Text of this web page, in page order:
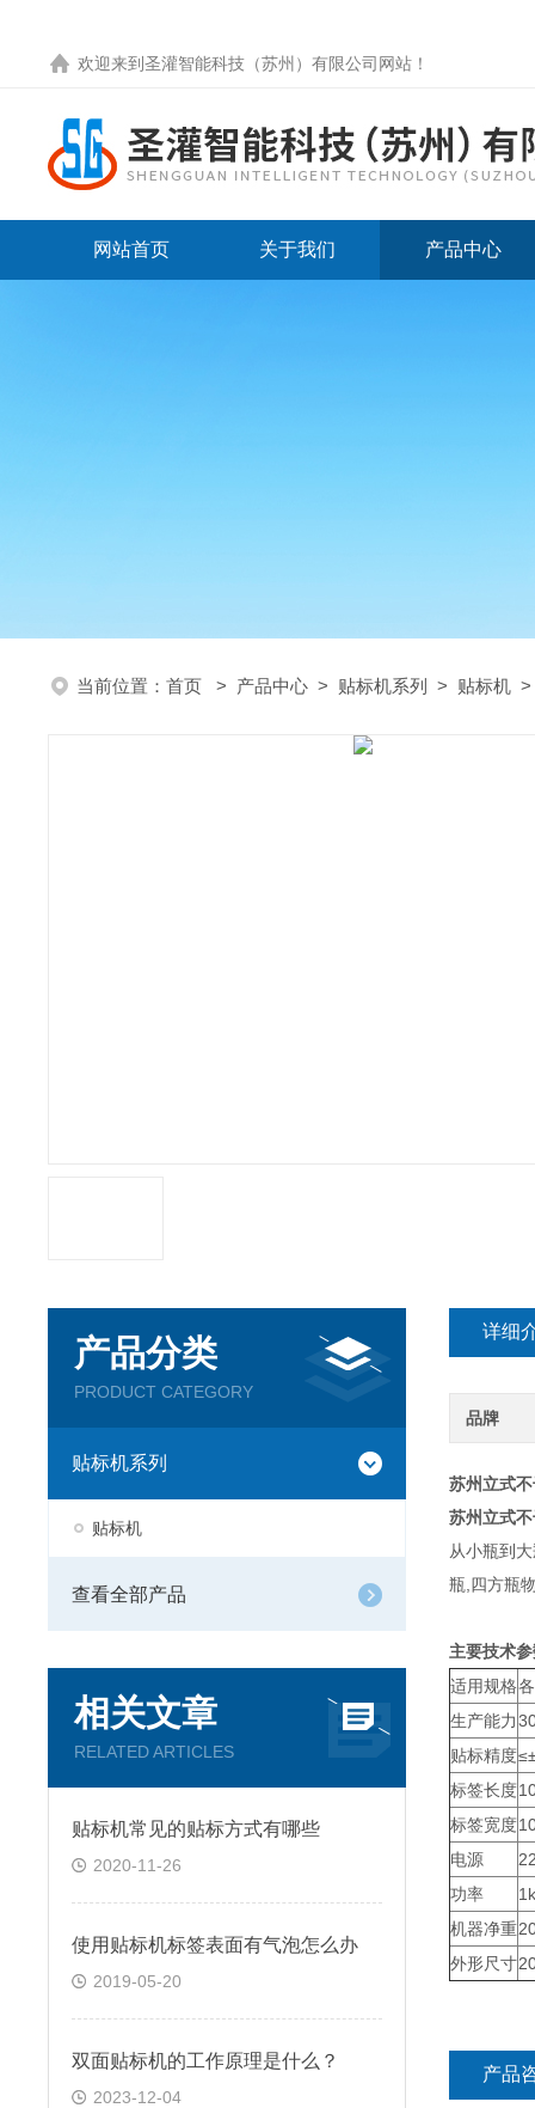
欢迎来到圣灌智能科技（苏州）有限公司网站！
网站首页 关于我们 产品中心
当前位置： 首页 > 产品中心 > 贴标机系列 > 贴标机 >
详细
品牌
苏州立式
苏州立式
从小瓶到
瓶,四方
主
适用规格
生产能力
贴标精度
标签长度
标签宽度
电源
功率
机器净重
外形尺寸
产品
产品分类
PRODUCT CATEGORY
贴标机系列
贴标机
查看全部产品
相关文章
RELATED ARTICLES
贴标机常见的贴标方式有哪些
2020-11-26
使用贴标机标签表面有气泡怎么办
2019-05-20
双面贴标机的工作原理是什么？
2023-12-04